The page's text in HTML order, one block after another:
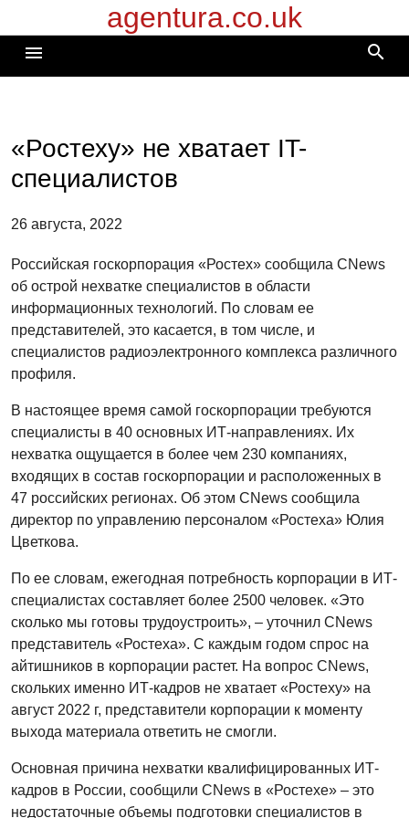
к
содержимому
agentura.co.uk
menu search
«Ростеху» не хватает IT-
специалистов
26 августа, 2022
Российская госкорпорация «Ростех» сообщила CNews
об острой нехватке специалистов в области
информационных технологий. По словам ее
представителей, это касается, в том числе, и
специалистов радиоэлектронного комплекса различного
профиля.
В настоящее время самой госкорпорации требуются
специалисты в 40 основных ИТ-направлениях. Их
нехватка ощущается в более чем 230 компаниях,
входящих в состав госкорпорации и расположенных в
47 российских регионах. Об этом CNews сообщила
директор по управлению персоналом «Ростеха» Юлия
Цветкова.
По ее словам, ежегодная потребность корпорации в ИТ-
специалистах составляет более 2500 человек. «Это
сколько мы готовы трудоустроить», – уточнил CNews
представитель «Ростеха». С каждым годом спрос на
айтишников в корпорации растет. На вопрос CNews,
скольких именно ИТ-кадров не хватает «Ростеху» на
август 2022 г, представители корпорации к моменту
выхода материала ответить не смогли.
Основная причина нехватки квалифицированных ИТ-
кадров в России, сообщили CNews в «Ростехе» – это
недостаточные объемы подготовки специалистов в